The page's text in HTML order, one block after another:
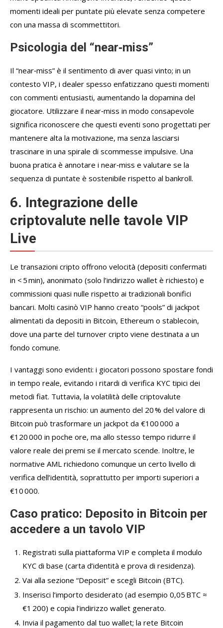
momenti ideali per puntate più elevate senza competere
con una massa di scommettitori.
Psicologia del “near‑miss”
Il “near‑miss” è il sentimento di aver quasi vinto; in un
contesto VIP, i dealer spesso enfatizzano questi momenti
con commenti entusiasti, aumentando la dopamina del
giocatore. Utilizzare il near‑miss in modo consapevole
significa riconoscere che questi eventi sono progettati per
mantenere alta la motivazione, ma senza lasciarsi
trascinare in una spirale di scommesse impulsive. Una
buona pratica è annotare i near‑miss e valutare se la
sequenza di puntate è sostenibile rispetto al bankroll.
6. Integrazione delle
criptovalute nelle tavole VIP
Live
Le transazioni cripto offrono velocità (depositi confermati
in < 5 min), anonimato (solo l’indirizzo wallet è richiesto) e
commissioni quasi nulle rispetto ai tradizionali bonifici
bancari. Molti casinò VIP hanno creato “pools” di jackpot
alimentati da depositi in Bitcoin, Ethereum o stablecoin,
dove una parte del turnover cripto viene destinata a un
fondo comune.
I vantaggi sono evidenti: i giocatori possono spostare fondi
in tempo reale, evitando i ritardi di verifica KYC tipici dei
metodi fiat. Tuttavia, la volatilità delle criptovalute
rappresenta un rischio: un aumento del 20 % del valore di
Bitcoin può trasformare un jackpot da €100 000 a
€120 000 in poche ore, ma allo stesso tempo ridurre il
valore reale dei premi se il mercato scende. Inoltre, le
normative AML richiedono comunque un certo livello di
verifica dell’identità, soprattutto per importi superiori a
€10 000.
Caso pratico: Deposito in Bitcoin per
accedere a un tavolo VIP
Registrati sulla piattaforma VIP e completa il modulo
KYC di base (carta d’identità e prova di residenza).
Vai alla sezione “Deposit” e scegli Bitcoin (BTC).
Inserisci l’importo desiderato (ad esempio 0,05 BTC ≈
€1 200) e copia l’indirizzo wallet generato.
Invia il pagamento dal tuo wallet; la rete Bitcoin